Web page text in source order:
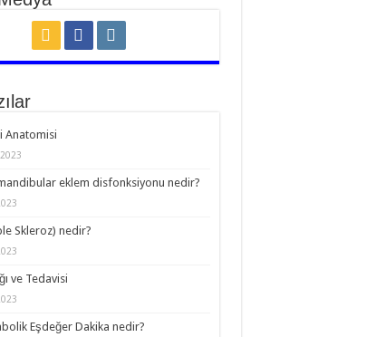
Anatomisi
eklem disfonksiyonu nedir?
Skleroz) nedir?
ve Tedavisi
Eşdeğer Dakika nedir?